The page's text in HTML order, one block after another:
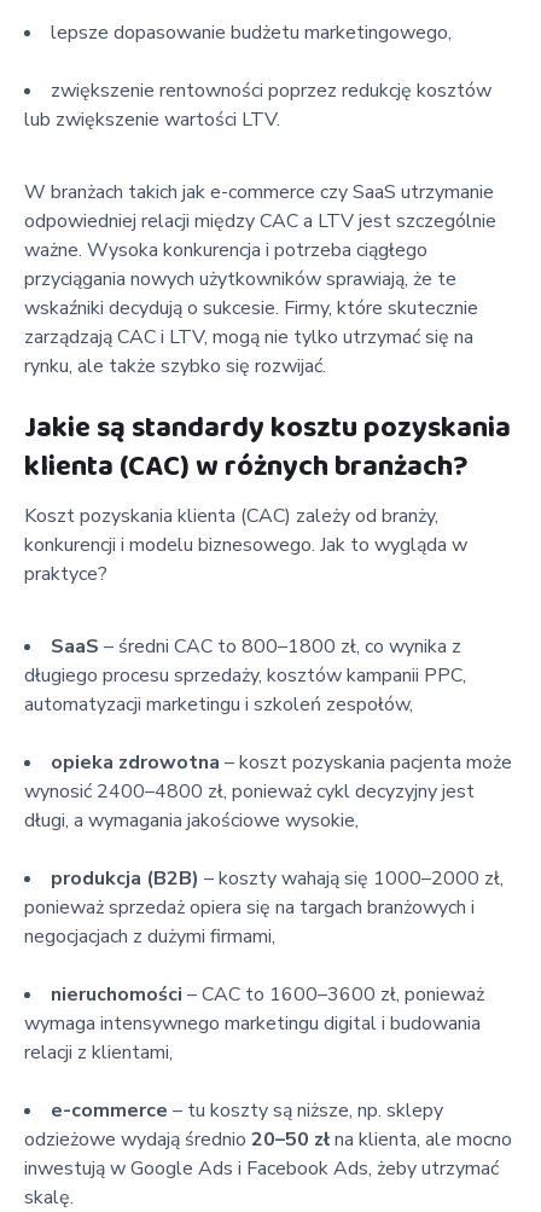
lepsze dopasowanie budżetu marketingowego,
zwiększenie rentowności poprzez redukcję kosztów
lub zwiększenie wartości LTV.
W branżach takich jak e-commerce czy SaaS utrzymanie
odpowiedniej relacji między CAC a LTV jest szczególnie
ważne. Wysoka konkurencja i potrzeba ciągłego
przyciągania nowych użytkowników sprawiają, że te
wskaźniki decydują o sukcesie. Firmy, które skutecznie
zarządzają CAC i LTV, mogą nie tylko utrzymać się na
rynku, ale także szybko się rozwijać.
Jakie są standardy kosztu pozyskania
klienta (CAC) w różnych branżach?
Koszt pozyskania klienta (CAC) zależy od branży,
konkurencji i modelu biznesowego. Jak to wygląda w
praktyce?
SaaS – średni CAC to 800–1800 zł, co wynika z
długiego procesu sprzedaży, kosztów kampanii PPC,
automatyzacji marketingu i szkoleń zespołów,
opieka zdrowotna – koszt pozyskania pacjenta może
wynosić 2400–4800 zł, ponieważ cykl decyzyjny jest
długi, a wymagania jakościowe wysokie,
produkcja (B2B) – koszty wahają się 1000–2000 zł,
ponieważ sprzedaż opiera się na targach branżowych i
negocjacjach z dużymi firmami,
nieruchomości – CAC to 1600–3600 zł, ponieważ
wymaga intensywnego marketingu digital i budowania
relacji z klientami,
e-commerce – tu koszty są niższe, np. sklepy
odzieżowe wydają średnio 20–50 złna klienta, ale mocno
inwestują w Google Ads i Facebook Ads, żeby utrzymać
skalę.